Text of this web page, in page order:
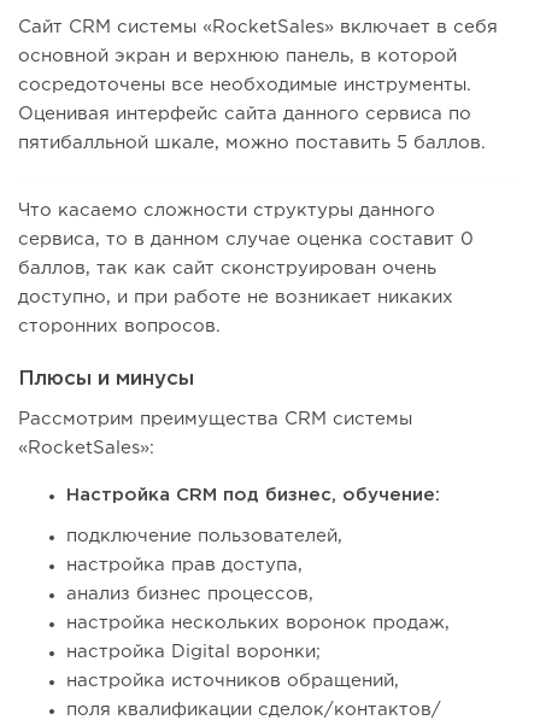
Сайт CRM системы «RocketSales» включает в себя
основной экран и верхнюю панель, в которой
сосредоточены все необходимые инструменты.
Оценивая интерфейс сайта данного сервиса по
пятибалльной шкале, можно поставить 5 баллов.
Что касаемо сложности структуры данного
сервиса, то в данном случае оценка составит 0
баллов, так как сайт сконструирован очень
доступно, и при работе не возникает никаких
сторонних вопросов.
Плюсы и минусы
Рассмотрим преимущества CRM системы
«RocketSales»:
Настройка CRM под бизнес, обучение:
подключение пользователей,
настройка прав доступа,
анализ бизнес процессов,
настройка нескольких воронок продаж,
настройка Digital воронки;
настройка источников обращений,
поля квалификации сделок/контактов/